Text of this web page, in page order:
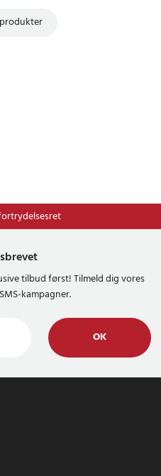
mobilepay og dankort
tilbud først! Tilmeld dig vores
kampagner.
OK